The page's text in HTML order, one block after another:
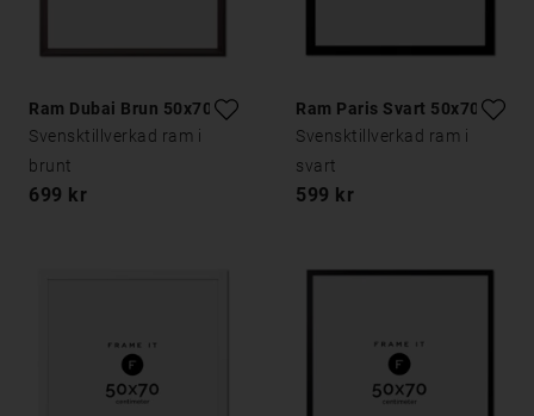
Ram Dubai Brun 50x70
Svensktillverkad ram i
brunt
699 kr
Ram Paris Svart 50x70
Svensktillverkad ram i
svart
599 kr